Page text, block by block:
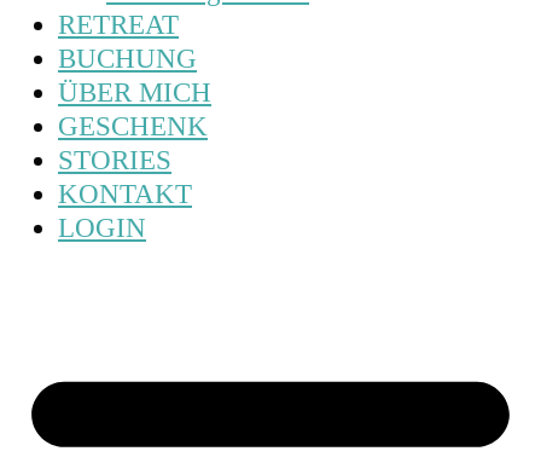
RETREAT
BUCHUNG
ÜBER MICH
GESCHENK
STORIES
KONTAKT
LOGIN